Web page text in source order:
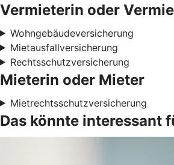
Vermieterin oder
Wohngebäudeversicherung
Mietausfallversicherung
Rechtsschutzversicherung
Mieterin oder Mieter
Mietrechtsschutzversicherung
Das könnte interessant